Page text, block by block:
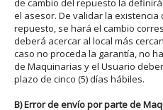
de cambio del repuesto la
el asesor. De validar la
repuesto, se hará el cambio
deberá acercar al local más
caso no proceda la garantía, no
de Maquinarias y el Usuario
plazo de cinco (5) días hábiles.
B) Error de envío por parte de